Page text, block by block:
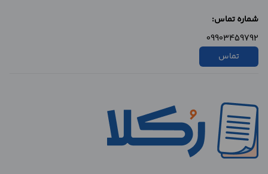
شماره تماس:
09903459792
تماس